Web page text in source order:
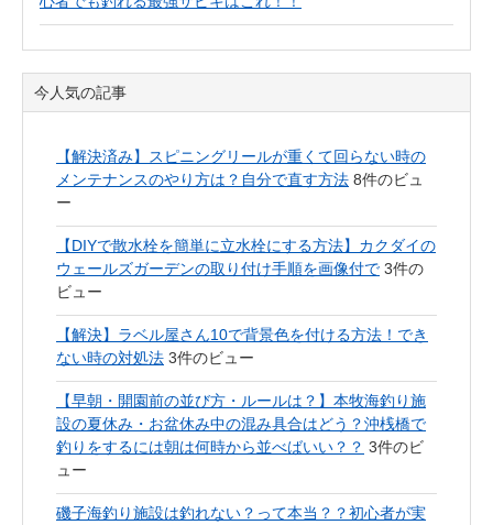
今人気の記事
【解決済み】スピニングリールが重くて回らない時の
メンテナンスのやり方は？自分で直す方法 8件のビュ
ー
【DIYで散水栓を簡単に立水栓にする方法】カクダイの
ウェールズガーデンの取り付け手順を画像付で 3件の
ビュー
【解決】ラベル屋さん10で背景色を付ける方法！でき
ない時の対処法 3件のビュー
【早朝・開園前の並び方・ルールは？】本牧海釣り施
設の夏休み・お盆休み中の混み具合はどう？沖桟橋で
釣りをするには朝は何時から並べばいい？？ 3件のビ
ュー
磯子海釣り施設は釣れない？って本当？？初心者が実